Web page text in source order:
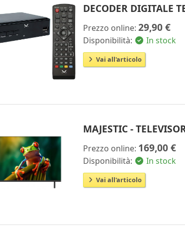
DECODER DIGITALE
Prezzo online:29,90 €
Disponibilità: In stock
Vai all'articolo
MAJESTIC -
Prezzo online: 169,00 €
Disponibilità: In stock
Vai all'articolo